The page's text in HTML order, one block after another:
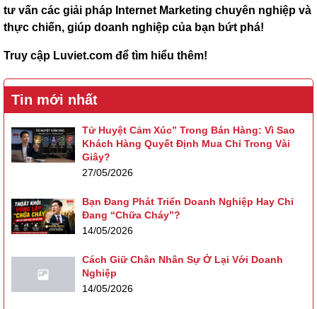
tư vấn các giải pháp Internet Marketing chuyên nghiệp và
thực chiến, giúp doanh nghiệp của bạn bứt phá!
Truy cập Luviet.com để tìm hiểu thêm!
Tin mới nhất
Tử Huyệt Cảm Xúc” Trong Bán Hàng: Vì Sao
Khách Hàng Quyết Định Mua Chỉ Trong Vài
Giây?
27/05/2026
Bạn Đang Phát Triển Doanh Nghiệp Hay Chỉ
Đang “Chữa Cháy”?
14/05/2026
Cách Giữ Chân Nhân Sự Ở Lại Với Doanh
Nghiệp
14/05/2026